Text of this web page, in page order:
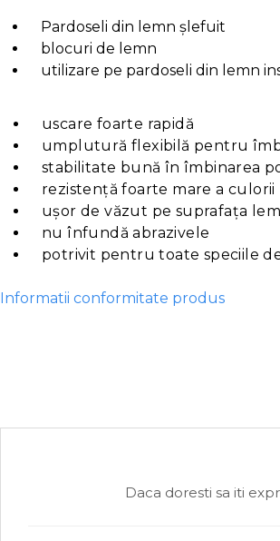
Pardoseli din lemn șlefuit
blocuri de lemn
utilizare pe pardoseli din lemn
uscare foarte rapidă
umplutură flexibilă pentru
stabilitate bună în îmbinarea
rezistență foarte mare a culorii
ușor de văzut pe suprafața
nu înfundă abrazivele
potrivit pentru toate speciile
Informatii conformitate produs
Daca doresti sa iti